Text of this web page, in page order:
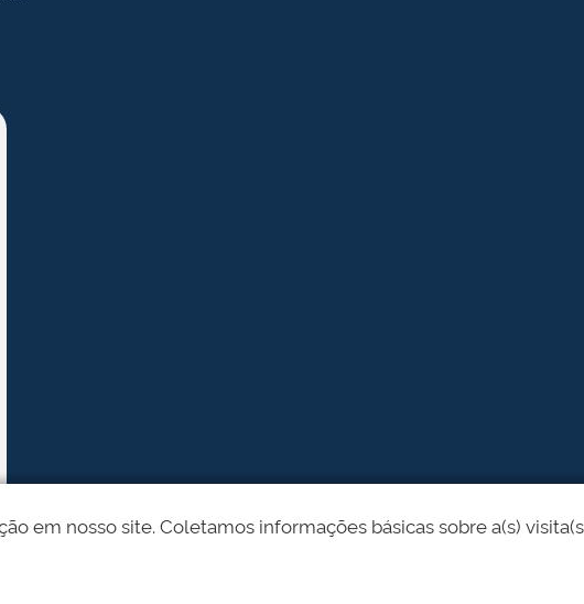
em nosso site. Coletamos informações básicas sobre a(s)